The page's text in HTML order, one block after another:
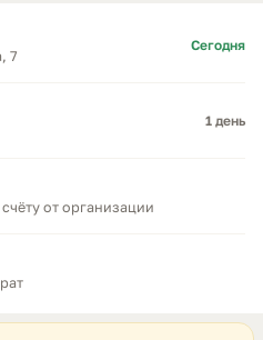
7
Сегодня
1 день
от организации